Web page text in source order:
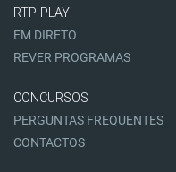
RTP PLAY
EM DIRETO
REVER PROGRAMAS
CONCURSOS
PERGUNTAS FREQUENTES
CONTACTOS